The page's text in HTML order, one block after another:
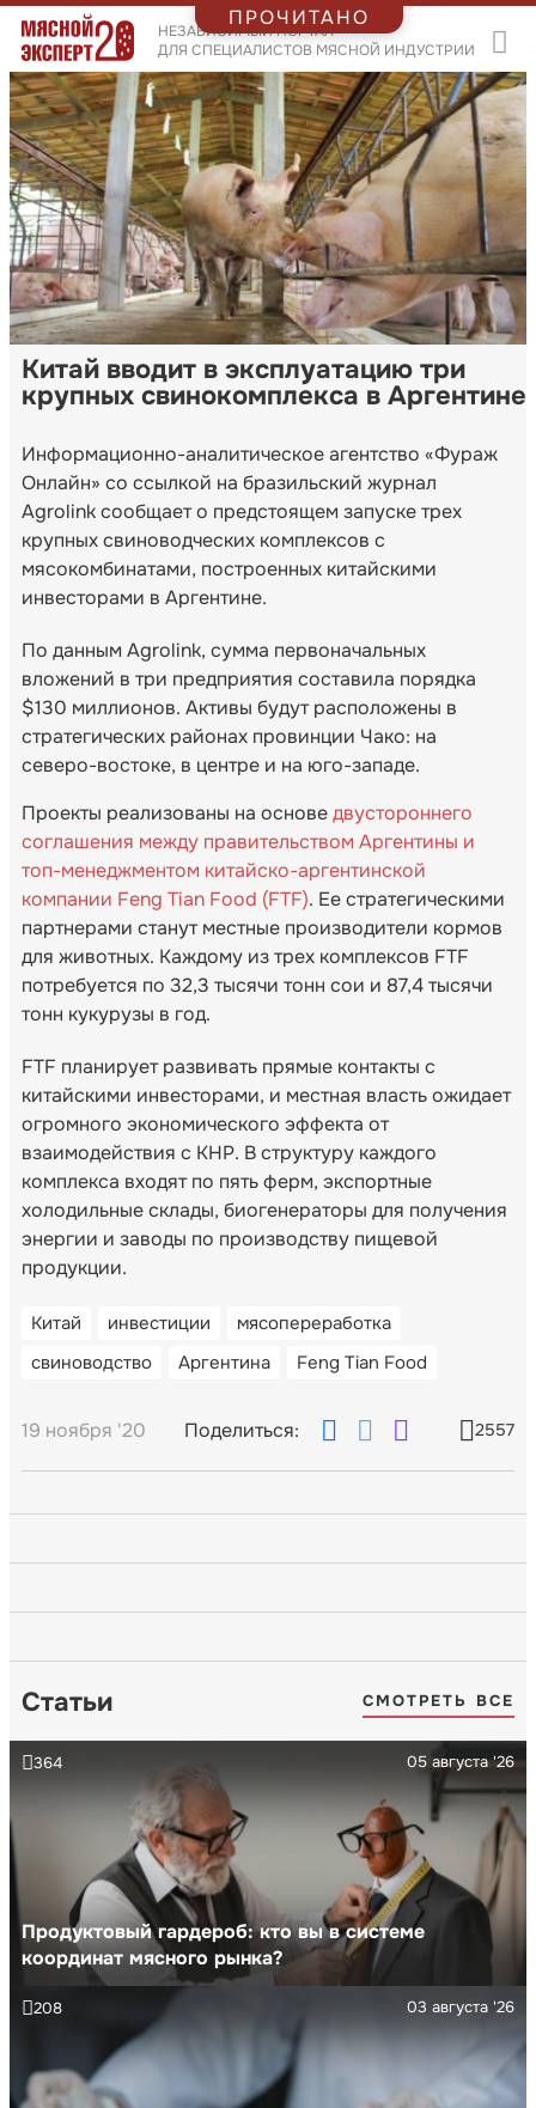
НЕЗАВИСИМЫЙ ПОРТАЛ
ДЛЯ СПЕЦИАЛИСТОВ МЯСНОЙ ИНДУСТРИИ
Китай вводит в эксплуатацию три
крупных свинокомплекса в Аргентине
Информационно-аналитическое агентство «Фураж
Онлайн» со ссылкой на бразильский журнал
Agrolink сообщает о предстоящем запуске трех
крупных свиноводческих комплексов с
мясокомбинатами, построенных китайскими
инвесторами в Аргентине.
По данным Agrolink, сумма первоначальных
вложений в три предприятия составила порядка
$130 миллионов. Активы будут расположены в
стратегических районах провинции Чако: на
северо-востоке, в центре и на юго-западе.
Проекты реализованы на основедвустороннего
соглашения между правительством Аргентины и
топ-менеджментом китайско-аргентинской
компании Feng Tian Food (FTF). Ее стратегическими
партнерами станут местные производители кормов
для животных. Каждому из трех комплексов FTF
потребуется по 32,3 тысячи тонн сои и 87,4 тысячи
тонн кукурузы в год.
FTF планирует развивать прямые контакты с
китайскими инвесторами, и местная власть ожидает
огромного экономического эффекта от
взаимодействия с КНР. В структуру каждого
комплекса входят по пять ферм, экспортные
холодильные склады, биогенераторы для получения
энергии и заводы по производству пищевой
продукции.
Китай инвестиции
мясопереработка
свиноводство
Аргентина Feng Tian Food
19 ноября '20 Поделиться: 2557
Статьи СМОТРЕТЬ ВСЕ
Продуктовый гардероб: кто вы в системе
координат мясного рынка?
05 августа '26
364
03 августа '26
208
ПРОЧИТАНО